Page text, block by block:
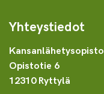
Yhteystiedot
Kansanlähetysopisto
Opistotie 6
12310 Ryttylä